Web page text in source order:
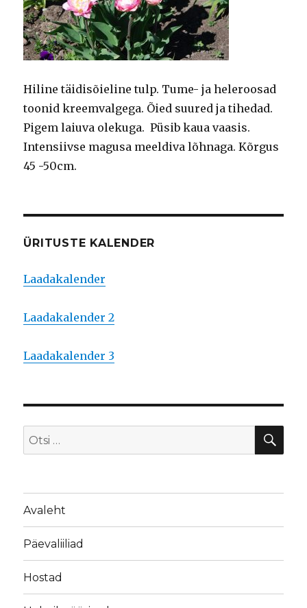
Hiline täidisõieline tulp. Tume- ja heleroosad
toonid kreemvalgega. Õied suured ja tihedad.
Pigem laiuva olekuga. Püsib kaua vaasis.
Intensiivse magusa meeldiva lõhnaga. Kõrgus
45 -50cm.
ÜRITUSTE KALENDER
Laadakalender
Laadakalender 2
Laadakalender 3
Otsi:
Avaleht
Päevaliiliad
Hostad